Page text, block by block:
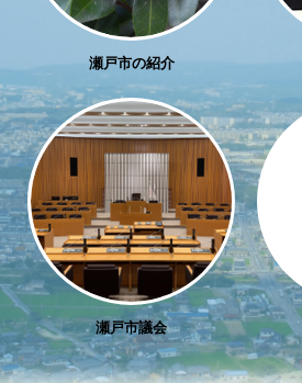
瀬戸市の紹介
瀬戸市議会